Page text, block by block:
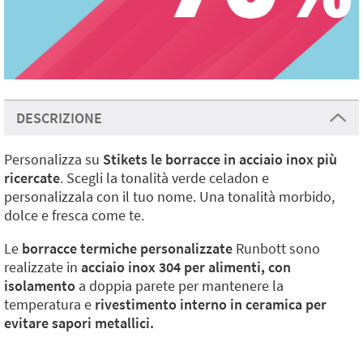
DESCRIZIONE
Personalizza su Stikets le borracce in acciaio inox più
ricercate. Scegli la tonalità verde celadon e
personalizzala con il tuo nome. Una tonalità morbido,
dolce e fresca come te.
Le borracce termiche personalizzate Runbott sono
realizzate in acciaio inox 304 per alimenti, con
isolamento a doppia parete per mantenere la
temperatura e rivestimento interno in ceramica per
evitare sapori metallici.